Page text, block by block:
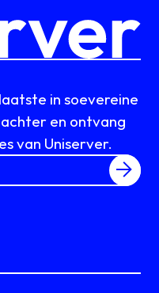
in soevereine
en ontvang
van Uniserver.